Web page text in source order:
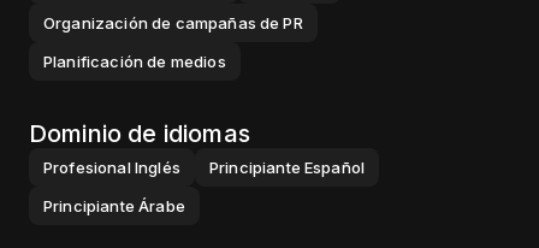
Organización de campañas de PR
Planificación de medios
Dominio de idiomas
Profesional Inglés Principiante Español
Principiante Árabe